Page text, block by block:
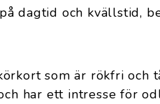
dagtid och kvällstid,
som är rökfri och
har ett intresse för